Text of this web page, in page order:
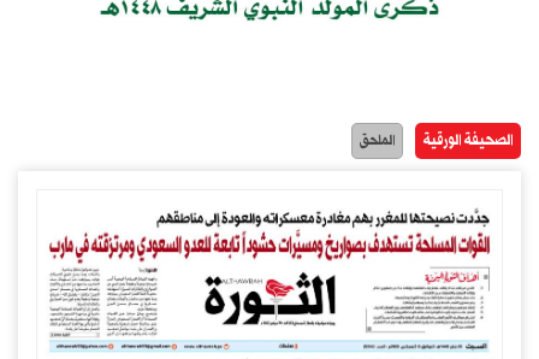
الصحيفة الورقية الملحق